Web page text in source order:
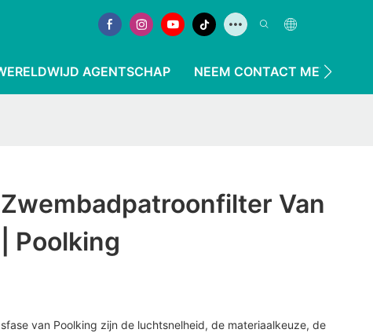
AGENTSCHAP NEEM CONTACT MET ONS
Van
Poolking
van Poolking zijn de luchtsnelheid, de materiaalkeuze, de